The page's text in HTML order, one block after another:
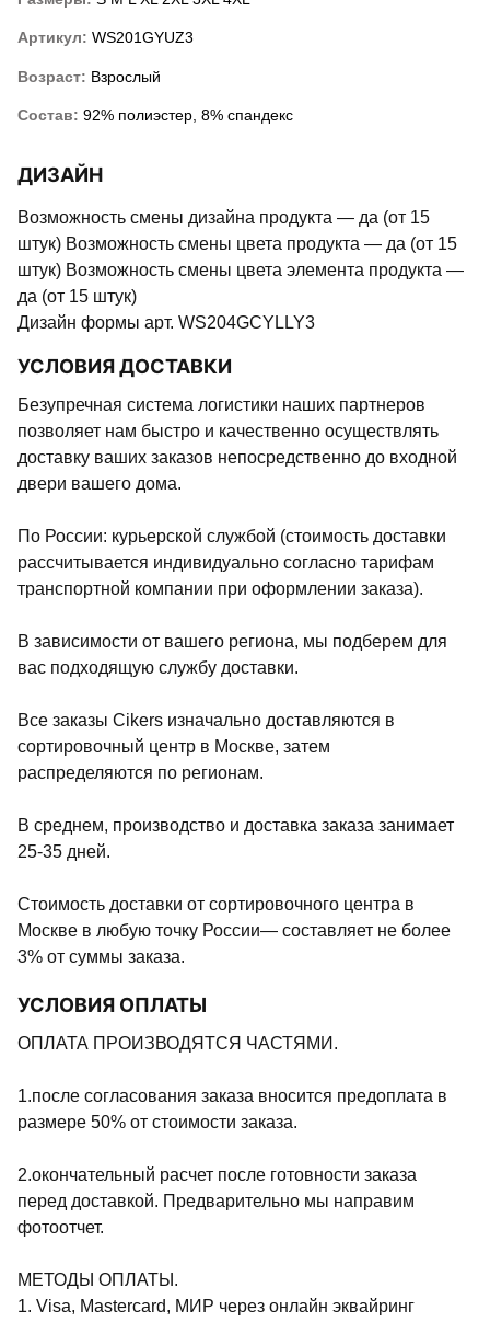
Артикул: WS201GYUZ3
Возраст: Взрослый
Состав: 92% полиэстер, 8% спандекс
ДИЗАЙН
Возможность смены дизайна продукта — да (от 15
штук) Возможность смены цвета продукта — да (от 15
штук) Возможность смены цвета элемента продукта —
да (от 15 штук)
Дизайн формы арт. WS204GCYLLY3
УСЛОВИЯ ДОСТАВКИ
Безупречная система логистики наших партнеров
позволяет нам быстро и качественно осуществлять
доставку ваших заказов непосредственно до входной
двери вашего дома.
По России: курьерской службой (стоимость доставки
рассчитывается индивидуально согласно тарифам
транспортной компании при оформлении заказа).
В зависимости от вашего региона, мы подберем для
вас подходящую службу доставки.
Все заказы Cikers изначально доставляются в
сортировочный центр в Москве, затем
распределяются по регионам.
В среднем, производство и доставка заказа занимает
25-35 дней.
Стоимость доставки от сортировочного центра в
Москве в любую точку России— составляет не более
3% от суммы заказа.
УСЛОВИЯ ОПЛАТЫ
ОПЛАТА ПРОИЗВОДЯТСЯ ЧАСТЯМИ.
1.после согласования заказа вносится предоплата в
размере 50% от стоимости заказа.
2.окончательный расчет после готовности заказа
перед доставкой. Предварительно мы направим
фотоотчет.
МЕТОДЫ ОПЛАТЫ.
1. Visa, Mastercard, МИР через онлайн эквайринг